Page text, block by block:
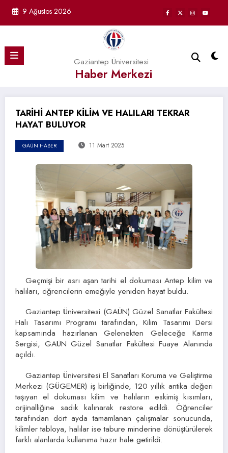
9 Ağustos 2026
Gaziantep Üniversitesi
Haber Merkezi
TARİHİ ANTEP KİLİM VE HALILARI TEKRAR
HAYAT BULUYOR
GAÜN HABER 11 Mart 2025
Geçmişi bir asrı aşan tarihi el dokuması Antep kilim ve
halıları, öğrencilerin emeğiyle yeniden hayat buldu.
Gaziantep Üniversitesi (GAÜN) Güzel Sanatlar Fakültesi
Halı Tasarımı Programı tarafından, Kilim Tasarımı Dersi
kapsamında hazırlanan Gelenekten Geleceğe Karma
Sergisi, GAÜN Güzel Sanatlar Fakültesi Fuaye Alanında
açıldı.
Gaziantep Üniversitesi El Sanatları Koruma ve Geliştirme
Merkezi (GÜGEMER) iş birliğinde, 120 yıllık antika değeri
taşıyan el dokuması kilim ve halıların eskimiş kısımları,
orijinalliğine sadık kalınarak restore edildi. Öğrenciler
tarafından dört ayda tamamlanan çalışmalar sonucunda,
kilimler tabloya, halılar ise tabure minderine dönüştürülerek
farklı alanlarda kullanıma hazır hale getirildi.